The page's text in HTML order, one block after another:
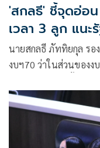
'สกลธี' ชี้จุดอ่อน
เวลา 3 ลูก แนะ
ต้องกล้าปฏิรูปจ
นายสกลธี ภัททิยกุล ร
งบฯ70 ว่าในส่วนของ
บาท งบหลักประกันสุข
บาท งบกลางรักษาข้า